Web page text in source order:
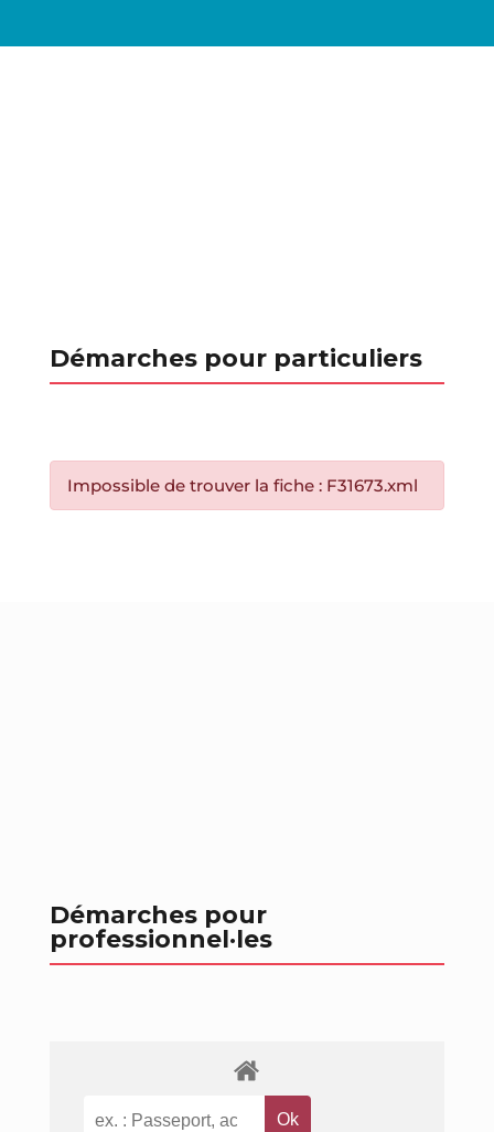
Démarches pour particuliers
Impossible de trouver la fiche : F31673.xml
Démarches pour
professionnel·les